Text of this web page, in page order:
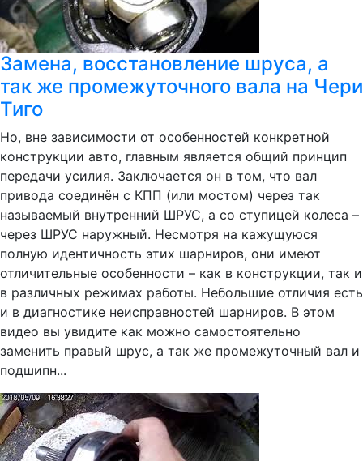
Замена, восстановление шруса, а
так же промежуточного вала на Чери
Тиго
Но, вне зависимости от особенностей конкретной
конструкции авто, главным является общий принцип
передачи усилия. Заключается он в том, что вал
привода соединён с КПП (или мостом) через так
называемый внутренний ШРУС, а со ступицей колеса –
через ШРУС наружный. Несмотря на кажущуюся
полную идентичность этих шарниров, они имеют
отличительные особенности – как в конструкции, так и
в различных режимах работы. Небольшие отличия есть
и в диагностике неисправностей шарниров. В этом
видео вы увидите как можно самостоятельно
заменить правый шрус, а так же промежуточный вал и
подшипн...